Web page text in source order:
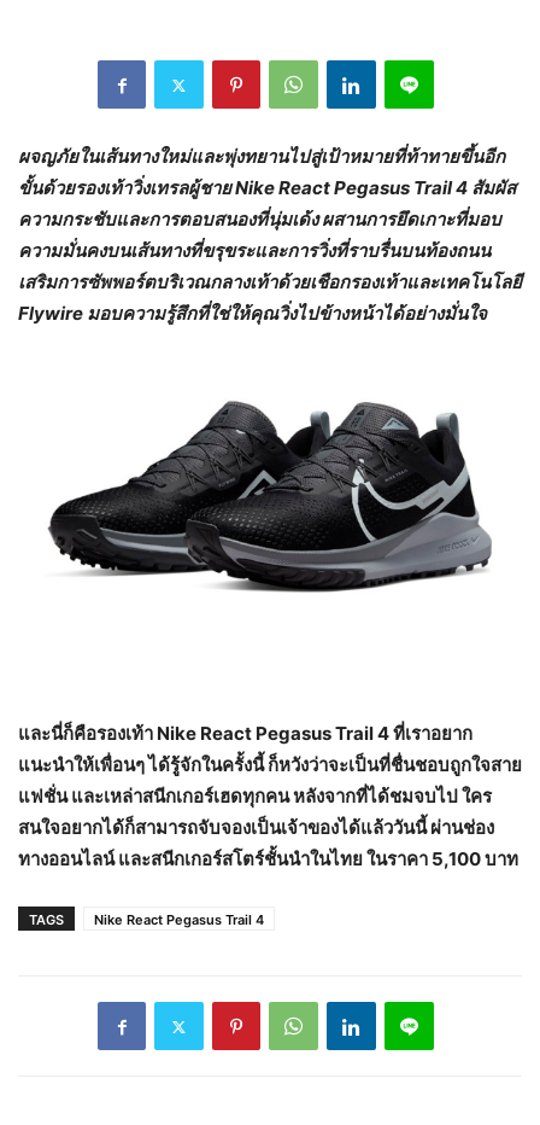
ผจญภัยในเส้นทางใหม่และพุ่งทยานไปสู่เป้าหมายที่ท้าทายขึ้นอีก
ขั้นด้วยรองเท้าวิ่งเทรลผู้ชายNike React Pegasus Trail 4 สัมผัส
ความกระชับและการตอบสนองที่นุ่มเด้ง ผสานการยึดเกาะที่มอบ
ความมั่นคงบนเส้นทางที่ขรุขระและการวิ่งที่ราบรื่นบนท้องถนน
เสริมการซัพพอร์ตบริเวณกลางเท้าด้วยเชือกรองเท้าและเทคโนโลยี
Flywire มอบความรู้สึกที่ใช่ให้คุณวิ่งไปข้างหน้าได้อย่างมั่นใจ
และนี่ก็คือรองเท้า Nike React Pegasus Trail 4 ที่เราอยาก
แนะนำให้เพื่อนๆ ได้รู้จักในครั้งนี้ ก็หวังว่าจะเป็นที่ชื่นชอบถูกใจสาย
แฟชั่น และเหล่าสนีกเกอร์เฮดทุกคน หลังจากที่ได้ชมจบไป ใคร
สนใจอยากได้ก็สามารถจับจองเป็นเจ้าของได้แล้ววันนี้ ผ่านช่อง
ทางออนไลน์ และสนีกเกอร์สโตร์ชั้นนำในไทย ในราคา 5,100 บาท
TAGS Nike React Pegasus Trail 4